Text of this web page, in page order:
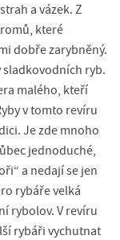
a vázek. Z
které
dobře zarybněný.
sladkovodních ryb.
malého, kteří
v tomto revíru
Je zde mnoho
jednoduché,
a nedají se jen
rybáře velká
rybolov. V revíru
rybáři vychutnat